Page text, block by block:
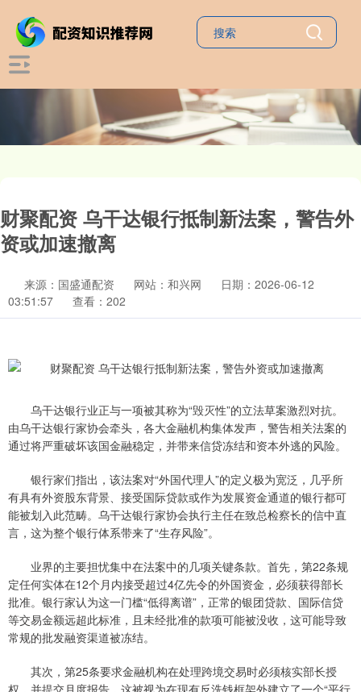
财聚配资 乌干达银行抵制新法案，警告外
资或加速撤离
来源：国盛通配资 网站：和兴网
日期：2026-06-12
03:51:57
查看：202
乌干达银行业正与一项被其称为“毁灭性”的立法草案激烈对抗。
由乌干达银行家协会牵头，各大金融机构集体发声，警告相关法案的
通过将严重破坏该国金融稳定，并带来信贷冻结和资本外逃的风险。
银行家们指出，该法案对“外国代理人”的定义极为宽泛，几乎所
有具有外资股东背景、接受国际贷款或作为发展资金通道的银行都可
能被划入此范畴。乌干达银行家协会执行主任在致总检察长的信中直
言，这为整个银行体系带来了“生存风险”。
业界的主要担忧集中在法案中的几项关键条款。首先，第22条规
定任何实体在12个月内接受超过4亿先令的外国资金，必须获得部长
批准。银行家认为这一门槛“低得离谱”，正常的银团贷款、国际信贷
等交易金额远超此标准，且未经批准的款项可能被没收，这可能导致
常规的批发融资渠道被冻结。
其次，第25条要求金融机构在处理跨境交易时必须核实部长授
权，并提交月度报告，这被视为在现有反洗钱框架外建立了一个“平行